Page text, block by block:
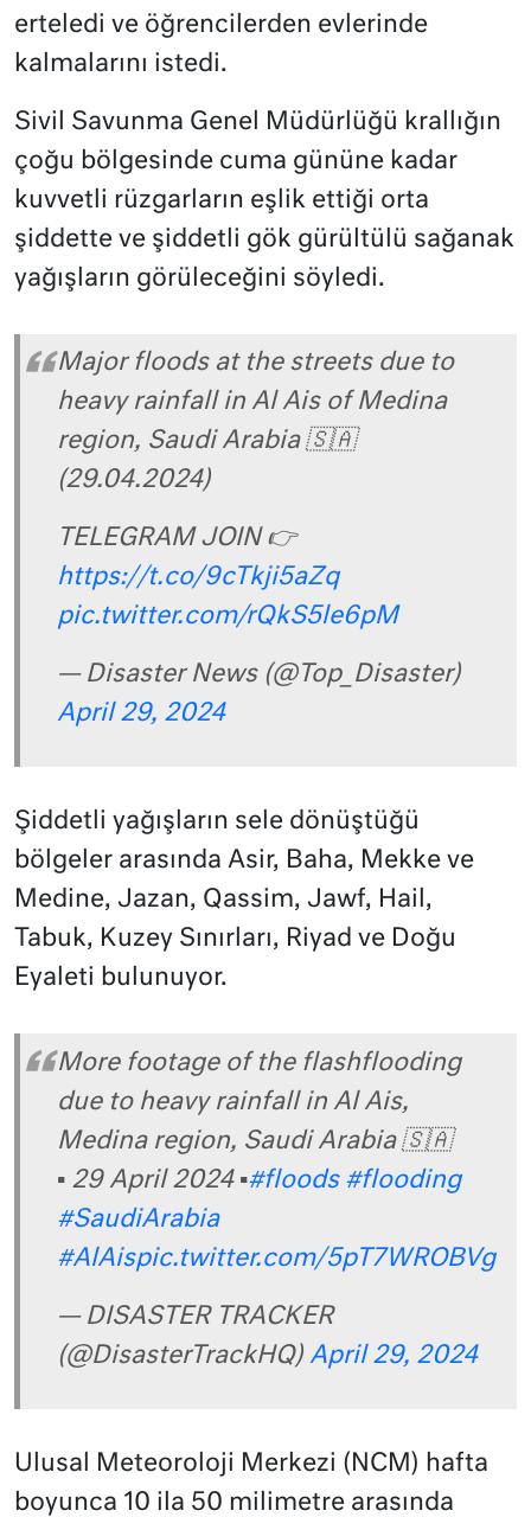
erteledi ve öğrencilerden evlerinde
kalmalarını istedi.
Sivil Savunma Genel Müdürlüğü krallığın
çoğu bölgesinde cuma gününe kadar
kuvvetli rüzgarların eşlik ettiği orta
şiddette ve şiddetli gök gürültülü sağanak
yağışların görüleceğini söyledi.
Major floods at the streets due to
heavy rainfall in Al Ais of Medina
region, Saudi Arabia 🇸🇦
(29.04.2024)
TELEGRAM JOIN 👉
https://t.co/9cTkji5aZq
pic.twitter.com/rQkS5le6pM
— Disaster News (@Top_Disaster)
April 29, 2024
Şiddetli yağışların sele dönüştüğü
bölgeler arasında Asir, Baha, Mekke ve
Medine, Jazan, Qassim, Jawf, Hail,
Tabuk, Kuzey Sınırları, Riyad ve Doğu
Eyaleti bulunuyor.
More footage of the flashflooding
due to heavy rainfall in Al Ais,
Medina region, Saudi Arabia 🇸🇦
▪︎ 29 April 2024 ▪︎#floods #flooding
#SaudiArabia
#AlAispic.twitter.com/5pT7WROBVg
— DISASTER TRACKER
(@DisasterTrackHQ) April 29, 2024
Ulusal Meteoroloji Merkezi (NCM) hafta
boyunca 10 ila 50 milimetre arasında